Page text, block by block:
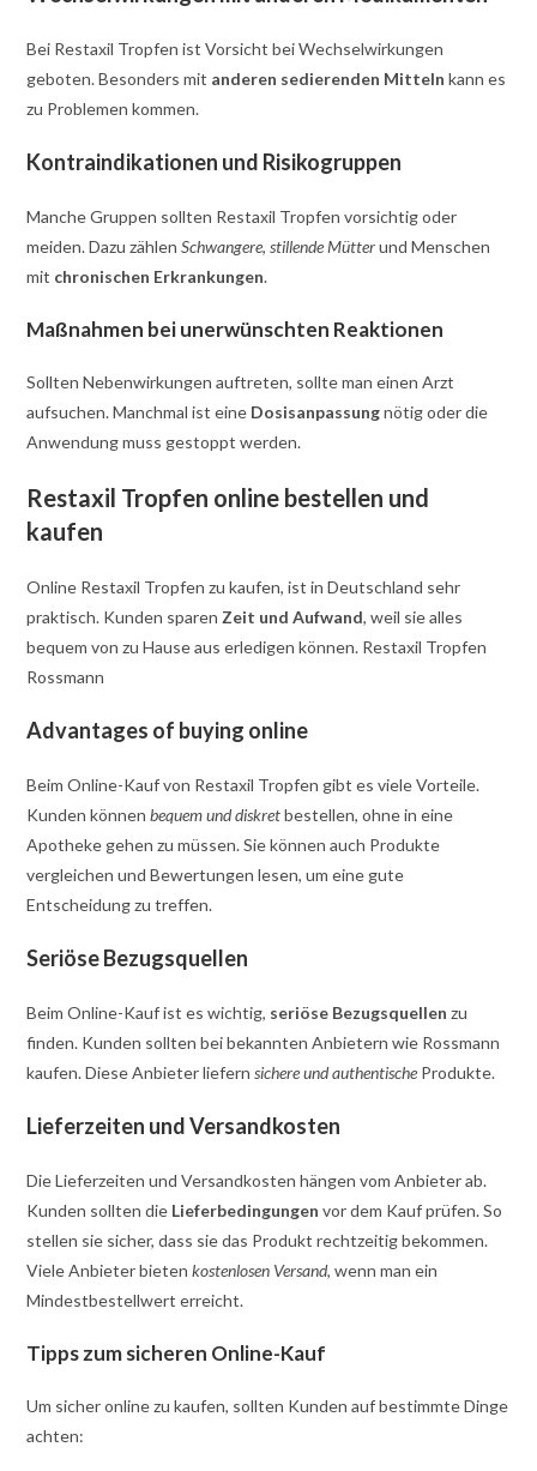
Bei Restaxil Tropfen ist Vorsicht bei Wechselwirkungen
geboten. Besonders mit anderen sedierenden Mitteln kann es
zu Problemen kommen.
Kontraindikationen und Risikogruppen
Manche Gruppen sollten Restaxil Tropfen vorsichtig oder
meiden. Dazu zählenSchwangere,stillende Mütterund Menschen
mit chronischen Erkrankungen.
Maßnahmen bei unerwünschten Reaktionen
Sollten Nebenwirkungen auftreten, sollte man einen Arzt
aufsuchen. Manchmal ist eine Dosisanpassungnötig oder die
Anwendung muss gestoppt werden.
Restaxil Tropfen online bestellen und
kaufen
Online Restaxil Tropfen zu kaufen, ist in Deutschland sehr
praktisch. Kunden sparen Zeit und Aufwand, weil sie alles
bequem von zu Hause aus erledigen können. Restaxil Tropfen
Rossmann
Advantages of buying online
Beim Online-Kauf von Restaxil Tropfen gibt es viele Vorteile.
Kunden könnenbequem und diskretbestellen, ohne in eine
Apotheke gehen zu müssen. Sie können auch Produkte
vergleichen und Bewertungen lesen, um eine gute
Entscheidung zu treffen.
Seriöse Bezugsquellen
Beim Online-Kauf ist es wichtig, seriöse Bezugsquellen zu
finden. Kunden sollten bei bekannten Anbietern wie Rossmann
kaufen. Diese Anbieter liefernsichere und authentische Produkte.
Lieferzeiten und Versandkosten
Die Lieferzeiten und Versandkosten hängen vom Anbieter ab.
Kunden sollten die Lieferbedingungen vor dem Kauf prüfen. So
stellen sie sicher, dass sie das Produkt rechtzeitig bekommen.
Viele Anbieter bietenkostenlosen Versand, wenn man ein
Mindestbestellwert erreicht.
Tipps zum sicheren Online-Kauf
Um sicher online zu kaufen, sollten Kunden auf bestimmte Dinge
achten: